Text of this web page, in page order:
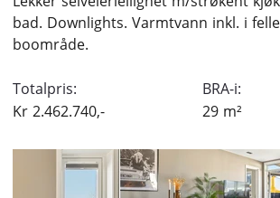
bad. Downlights. Varmtvann inkl. i
boområde.
Totalpris:
Kr 2.462.740,-
BRA-i:
29 m²